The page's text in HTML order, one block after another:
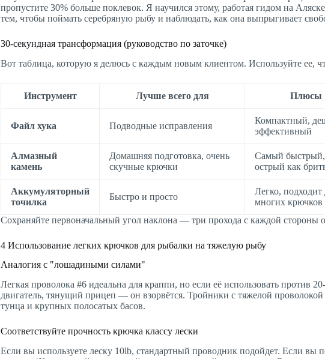
пропустите 30% больше поклевок. Я научился этому, работая гидом на
тем, чтобы поймать серебряную рыбу и наблюдать, как она выпрыгивает
30-секундная трансформация (руководство по заточке)
Вот таблица, которую я делюсь с каждым новым клиентом. Используйте ее,
Инструмент Лучше всего для Плюсы
Файл хука Подводные исправления
Компактный,
эффективный
Алмазный
камень
Домашняя подготовка, очень
скучные крючки
Самый быстрый,
острый как
Аккумуляторный
точилка
Быстро и просто
Легко, подходит
многих крючков
Сохраняйте первоначальный угол наклона — три прохода с каждой стороны
4 Использование легких крючков для рыбалки на тяжелую рыбу
Аналогия с "лошадиными силами"
Легкая проволока #6 идеальна для краппи, но если её использовать против
двигатель, тянущий прицеп — он взорвётся. Тройники с тяжелой
тунца и крупных полосатых басов.
Соответствуйте прочность крючка классу лески
Если вы используете леску 10lb, стандартный проводник подойдет. Если вы